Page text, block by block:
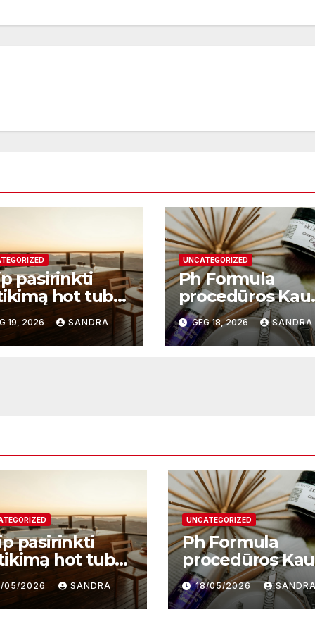
pasirinkti
hot tub
ir kodėl
19, 2026 SANDRA
UNCATEGORIZED
Ph Formula
procedūros
– moderni odos
atnaujinimo
sistema
GEG 18, 2026 SANDRA
pasirinkti
hot tub
ir kodėl
05/2026 SANDRA
UNCATEGORIZED
Ph Formula
procedūros
– moderni odos
atnaujinimo
sistema
18/05/2026